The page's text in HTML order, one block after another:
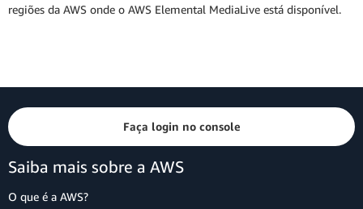
regiões da AWS onde o AWS Elemental MediaLive está disponível.
Faça login no console
Saiba mais sobre a AWS
O que é a AWS?